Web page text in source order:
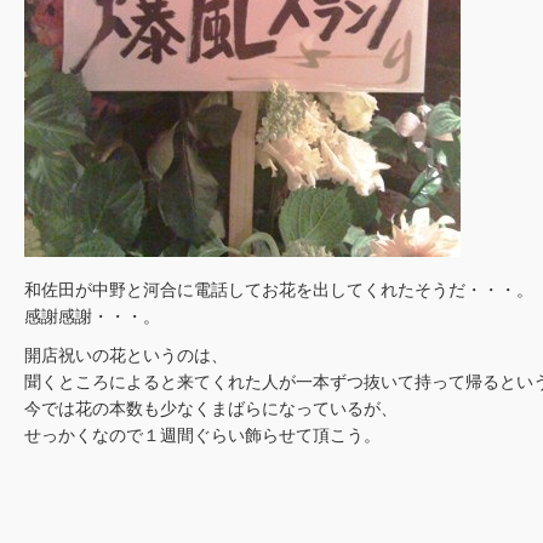
和佐田が中野と河合に電話してお花を出してくれたそうだ・・・。
感謝感謝・・・。
開店祝いの花というのは、
聞くところによると来てくれた人が一本ずつ抜いて持って帰るとい
今では花の本数も少なくまばらになっているが、
せっかくなので１週間ぐらい飾らせて頂こう。